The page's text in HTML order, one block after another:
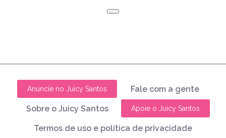
Anuncie no Juicy Santos Fale com a gente
Sobre o Juicy Santos Apoie o Juicy Santos
Termos de uso e política de privacidade